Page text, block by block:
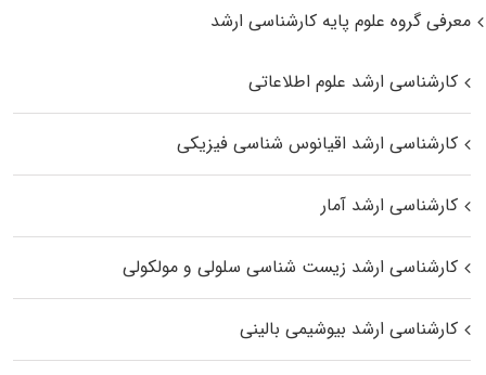
معرفی گروه علوم پایه کارشناسی ارشد
کارشناسی ارشد علوم اطلاعاتی
کارشناسی ارشد اقیانوس‌ شناسی فیزیکی
کارشناسی ارشد آمار
کارشناسی ارشد زیست شناسی سلولی و مولکولی
کارشناسی ارشد بیوشیمی بالینی